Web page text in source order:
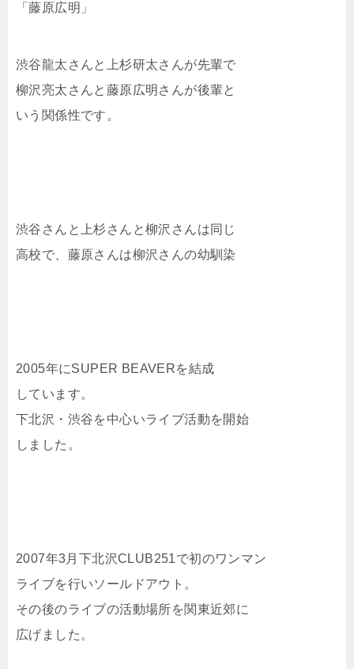
「藤原広明」
渋谷龍太さんと上杉研太さんが先輩で
柳沢亮太さんと藤原広明さんが後輩と
いう関係性です。
渋谷さんと上杉さんと柳沢さんは同じ
高校で、藤原さんは柳沢さんの幼馴染
2005年にSUPER BEAVERを結成
しています。
下北沢・渋谷を中心いライブ活動を開始
しました。
2007年3月下北沢CLUB251で初のワンマン
ライブを行いソールドアウト。
その後のライブの活動場所を関東近郊に
広げました。